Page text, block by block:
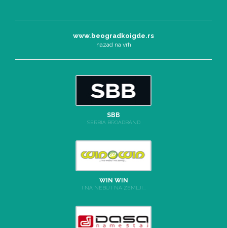
www.beogradkoigde.rs
nazad na vrh
SBB
SERBIA BROADBAND
WIN WIN
I NA NEBU I NA ZEMLJI...